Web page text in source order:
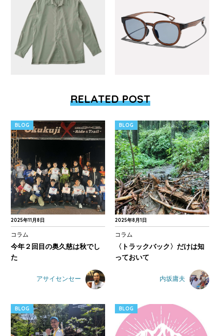
RELATED POST
2025年11月8日
BLOG
コラム
今年２回目の奥久慈は秋でし
た
アサイセンセー
2025年8月1日
BLOG
コラム
〈トラックバック〉だけは知
っておいて
内坂庸夫
BLOG BLOG